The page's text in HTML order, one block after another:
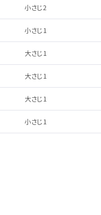
小さじ2
小さじ1
大さじ1
大さじ1
大さじ1
小さじ1